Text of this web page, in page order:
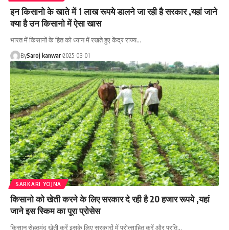
इन किसानो के खाते में 1 लाख रूपये डालने जा रही है सरकार ,यहां जाने
क्या है उन किसानो में ऐसा खास
भारत में किसानों के हित को ध्यान में रखते हुए केंद्र राज्य…
BySaroj kanwar 2025-03-01
SARKARI YOJNA
किसानो को खेती करने के लिए सरकार दे रही है 20 हजार रूपये ,यहां
जाने इस स्किम का पूरा प्रोसेस
किसान सेहतमंद खेती करें इसके लिए सरकारों में प्रोत्साहित करें और प्रति…